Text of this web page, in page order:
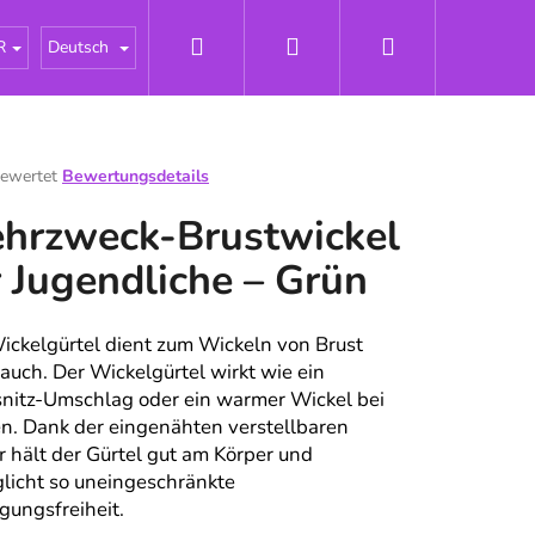
Impressum Neuigkeiten Odborné články
Deutsch
Bewertungsdetails
Brustwickel
– Grün
dient zum Wickeln von Brust
Der Wickelgürtel wirkt wie ein
Umschlag oder ein warmer Wickel bei
Dank der eingenähten verstellbaren
hält der Gürtel gut am Körper und
so uneingeschränkte